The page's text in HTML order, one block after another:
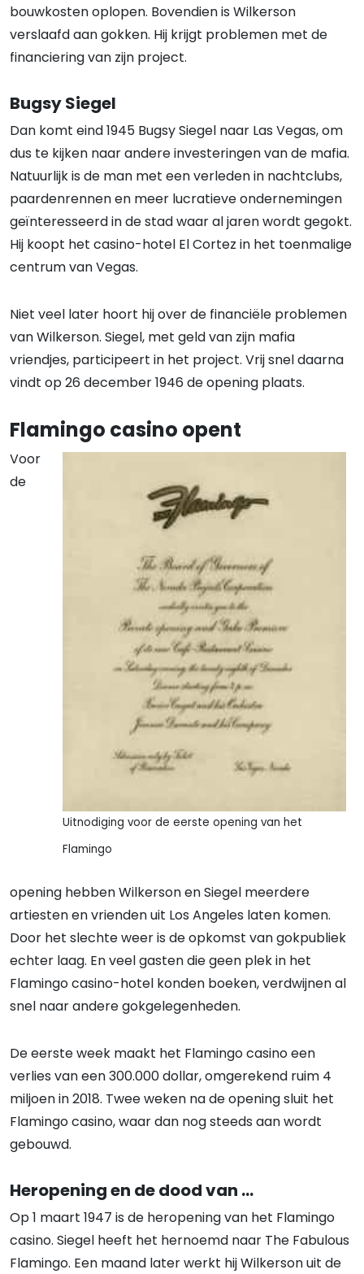
bouwkosten oplopen. Bovendien is Wilkerson
verslaafd aan gokken. Hij krijgt problemen met de
financiering van zijn project.
Bugsy Siegel
Dan komt eind 1945 Bugsy Siegel naar Las Vegas, om
dus te kijken naar andere investeringen van de mafia.
Natuurlijk is de man met een verleden in nachtclubs,
paardenrennen en meer lucratieve ondernemingen
geïnteresseerd in de stad waar al jaren wordt gegokt.
Hij koopt het casino-hotel El Cortez in het toenmalige
centrum van Vegas.
Niet veel later hoort hij over de financiële problemen
van Wilkerson. Siegel, met geld van zijn mafia
vriendjes, participeert in het project. Vrij snel daarna
vindt op 26 december 1946 de opening plaats.
Flamingo casino opent
Uitnodiging voor de eerste opening van het
Flamingo
Voor
de
opening hebben Wilkerson en Siegel meerdere
artiesten en vrienden uit Los Angeles laten komen.
Door het slechte weer is de opkomst van gokpubliek
echter laag. En veel gasten die geen plek in het
Flamingo casino-hotel konden boeken, verdwijnen al
snel naar andere gokgelegenheden.
De eerste week maakt het Flamingo casino een
verlies van een 300.000 dollar, omgerekend ruim 4
miljoen in 2018. Twee weken na de opening sluit het
Flamingo casino, waar dan nog steeds aan wordt
gebouwd.
Heropening en de dood van …
Op 1 maart 1947 is de heropening van het Flamingo
casino. Siegel heeft het hernoemd naar The Fabulous
Flamingo. Een maand later werkt hij Wilkerson uit de